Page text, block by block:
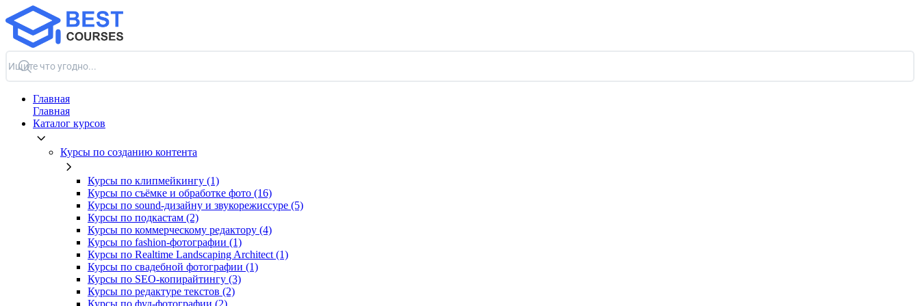
Главная
Главная
Каталог курсов
Курсы по созданию контента
Курсы по клипмейкингу (1)
Курсы по съёмке и обработке фото (16)
Курсы по sound-дизайну и звукорежиссуре (5)
Курсы по подкастам (2)
Курсы по коммерческому редактору (4)
Курсы по fashion-фотографии (1)
Курсы по Realtime Landscaping Architect (1)
Курсы по свадебной фотографии (1)
Курсы по SEO-копирайтингу (3)
Курсы по редактуре текстов (2)